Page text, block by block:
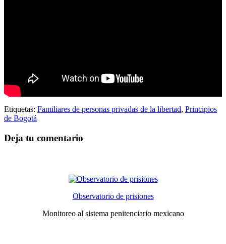
Etiquetas: Familiares de personas privadas de la libertad, Principios
de Bogotá
Deja tu comentario
Observatorio de prisiones
Monitoreo al sistema penitenciario mexicano